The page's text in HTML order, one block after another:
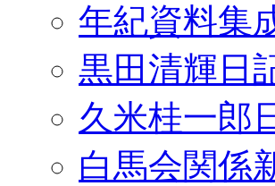
年紀資料集
黒田清輝日
久米桂一郎
白馬会関係